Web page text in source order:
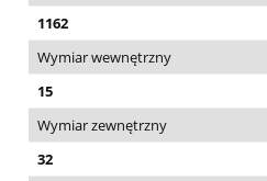
1162
Wymiar wewnętrzny
15
Wymiar zewnętrzny
32